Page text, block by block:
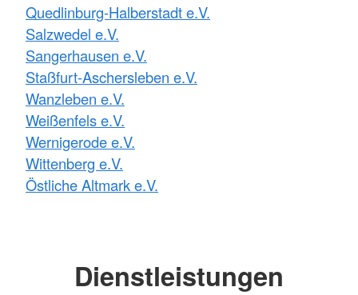
Quedlinburg-Halberstadt e.V.
Salzwedel e.V.
Sangerhausen e.V.
Staßfurt-Aschersleben e.V.
Wanzleben e.V.
Weißenfels e.V.
Wernigerode e.V.
Wittenberg e.V.
Östliche Altmark e.V.
Dienstleistungen